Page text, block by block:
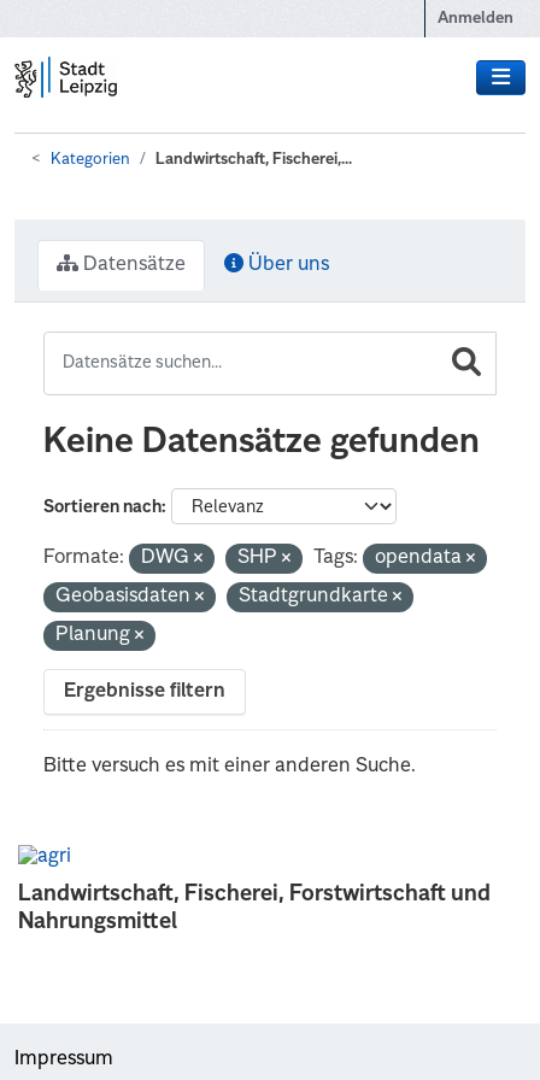
Anmelden
Kategorien Landwirtschaft, Fischerei,...
Landwirtschaft, Fischerei, Forstwirtschaft und
Nahrungsmittel
Datensätze Über uns
Keine Datensätze gefunden
Sortieren nach
Formate: DWG SHP Tags:
opendata
Geobasisdaten
Stadtgrundkarte
Planung
Ergebnisse filtern
Bitte versuch es mit einer anderen Suche.
Impressum